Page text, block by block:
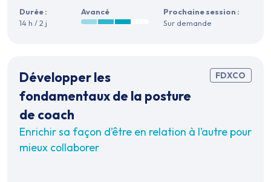
Durée :
14 h / 2 j
Avancé
Prochaine session :
Sur demande
FDXCO
Développer les
fondamentaux de la posture
de coach
Enrichir sa façon d’être en relation à l’autre pour
mieux collaborer